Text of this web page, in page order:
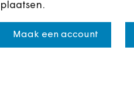
plaatsen.
Maak een account